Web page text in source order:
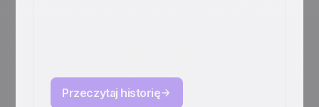
Przeczytaj historię